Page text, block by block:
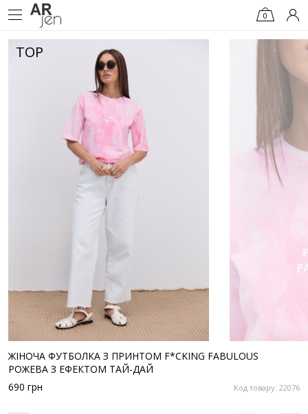
0
TOP
ЖІНОЧА ФУТБОЛКА З ПРИНТОМ F*CKING FABULOUS
РОЖЕВА З ЕФЕКТОМ ТАЙ-ДАЙ
Код товару: 22076
690 грн